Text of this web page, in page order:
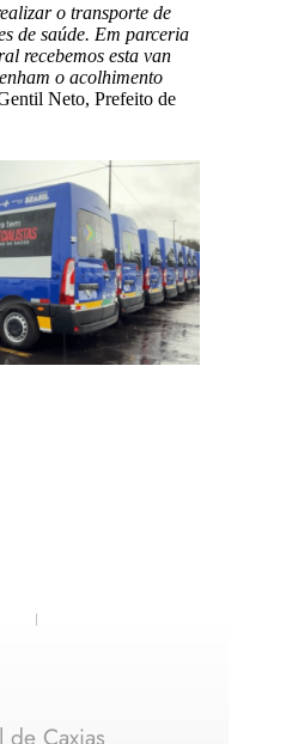
o transporte de
de saúde. Em parceria
recebemos esta van
o acolhimento
Neto, Prefeito de
Caxias